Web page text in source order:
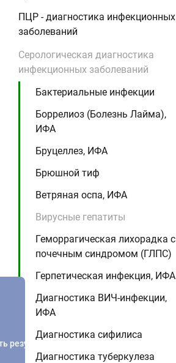
ПЦР - диагностика инфекционных
заболеваний
Серологическая диагностика
инфекционных заболеваний
Бактериальные инфекции
Боррелиоз (Болезнь Лайма),
ИФА
Бруцеллез, ИФА
Брюшной тиф
Ветряная оспа, ИФА
Вирусные гепатиты
Геморрагическая лихорадка с
почечным синдромом (ГЛПС)
Герпетическая инфекция, ИФА
Диагностика ВИЧ-инфекции,
ИФА
Диагностика сифилиса
Диагностика туберкулеза
результатов